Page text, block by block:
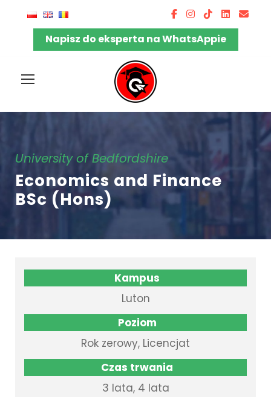
Napisz do eksperta na WhatsAppie
University of Bedfordshire
Economics and Finance
BSc (Hons)
Kampus
Luton
Poziom
Rok zerowy, Licencjat
Czas trwania
3 lata, 4 lata